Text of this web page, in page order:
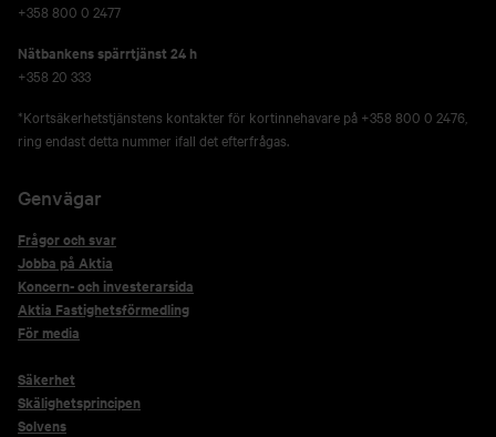
+358 800 0 2477
Nätbankens spärrtjänst 24 h
+358 20 333
*Kortsäkerhetstjänstens kontakter för kortinnehavare på +358 800 0 2476,
ring endast detta nummer ifall det efterfrågas.
Genvägar
Frågor och svar
Jobba på Aktia
Koncern- och investerarsida
Aktia Fastighetsförmedling
För media
Säkerhet
Skälighetsprincipen
Solvens